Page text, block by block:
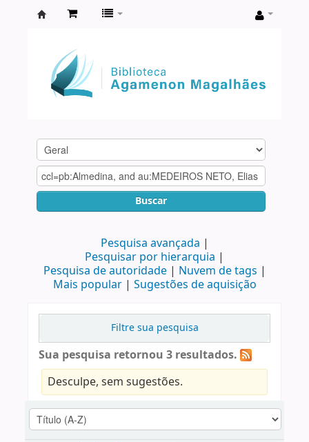
Agamenon
Magalhães
Buscar
Pesquisa avançada
Pesquisar por hierarquia
Pesquisa de autoridade
Nuvem de tags
Mais popular
Sugestões de aquisição
Filtre sua pesquisa
Sua pesquisa retornou 3 resultados.
Desculpe, sem sugestões.